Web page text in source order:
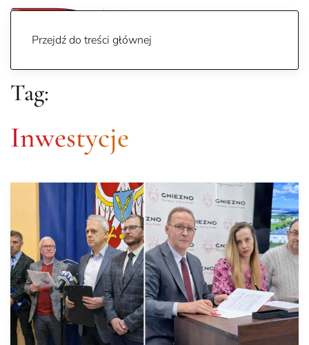
Przejdź do treści głównej
Tag:
Inwestycje